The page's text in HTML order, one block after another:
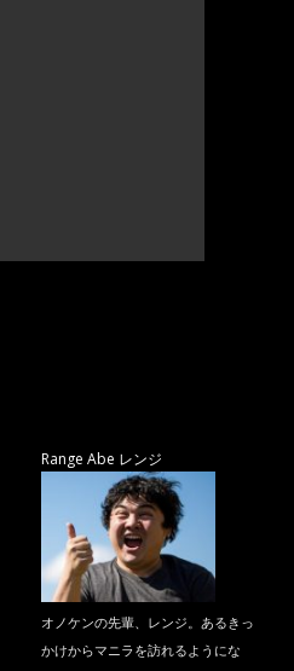
Range Abe レンジ
オノケンの先輩、レンジ。あるきっ
かけからマニラを訪れるようにな